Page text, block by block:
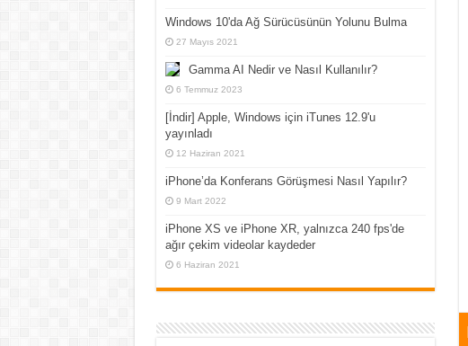
Windows 10'da Ağ Sürücüsünün Yolunu Bulma
27 Mayıs 2021
Gamma AI Nedir ve Nasıl Kullanılır?
6 Temmuz 2023
[İndir] Apple, Windows için iTunes 12.9'u
yayınladı
12 Haziran 2021
iPhone’da Konferans Görüşmesi Nasıl Yapılır?
9 Mart 2022
iPhone XS ve iPhone XR, yalnızca 240 fps'de
ağır çekim videolar kaydeder
6 Haziran 2021